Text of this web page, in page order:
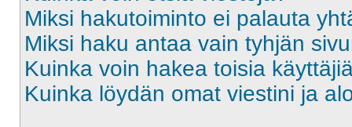
Miksi hakutoiminto ei palauta
Miksi haku antaa vain tyhjän
Kuinka voin hakea toisia
Kuinka löydän omat viestini ja